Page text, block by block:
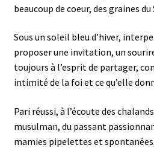
beaucoup de coeur, des graines du
Sous un soleil bleu d’hiver,
proposer une invitation, un
toujours à l’esprit de partager,
intimité de la foi et ce qu’elle
Pari réussi, à l’écoute des
musulman, du passant
mamies pipelettes et spontanées,